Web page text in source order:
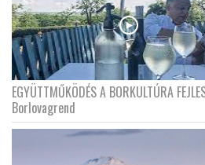
EGYÜTTMŰKÖDÉS A BORKULTÚRA
Borlovagrend